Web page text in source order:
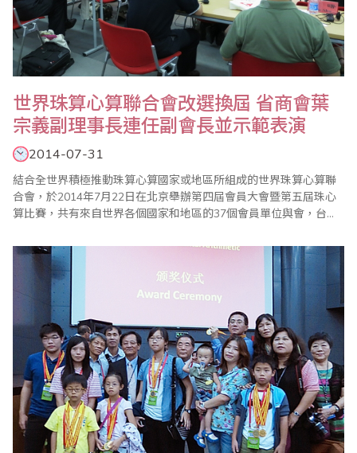
世界珠算心算聯合會改選換屆 省商會葉
宗義副理事長連任副會長並示範表演
2014-07-31
結合全世界積極推動珠算心算國家或地區所組成的世界珠算心算聯
合會，於2014年7月22日在北京舉辦第四屆會員大會暨第五屆珠心
算比賽，共有來自世界各個國家和地區的37個會員單位與會，台灣
長、台北市珠算心算學會楊程焰理事長、桃園縣多元教育發展協會
施美鈴理事長等出席，以及林敏發、陳賀斌、蔡雅秋等老師與會。
本次大會由於去年（2013）12月聯合國教科文..